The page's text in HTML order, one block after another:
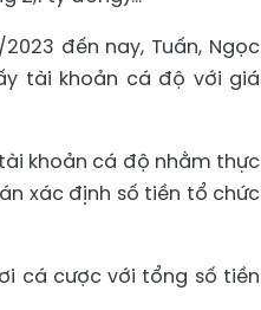
đến nay, Tuấn, Ngọc
tài khoản cá độ với giá
khoản cá độ nhằm thực
xác định số tiền tổ chức
cá cược với tổng số tiền